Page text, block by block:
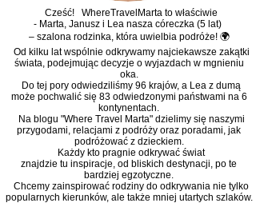
Cześć! WhereTravelMarta to właściwie
- Marta, Janusz i Lea nasza córeczka (5 lat)
– szalona rodzinka, która uwielbia podróże! 🌍
Od kilku lat wspólnie odkrywamy najciekawsze zakątki
świata, podejmując decyzje o wyjazdach w mgnieniu
oka.
Do tej pory odwiedziliśmy 96 krajów, a Lea z dumą
może pochwalić się 83 odwiedzonymi państwami na 6
kontynentach.
Na blogu "Where Travel Marta" dzielimy się naszymi
przygodami, relacjami z podróży oraz poradami, jak
podróżować z dzieckiem.